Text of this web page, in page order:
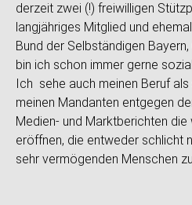
derzeit zwei (!) freiwilligen
langjähriges Mitglied und
Bund der Selbständigen
bin ich schon immer gerne
Ich sehe auch meinen Beruf
meinen Mandanten entgegen
Medien- und Marktberichten
eröffnen, die entweder schlicht
sehr vermögenden Menschen